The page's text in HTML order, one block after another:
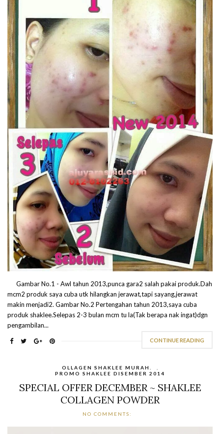
Gambar No.1 - Awl tahun 2013,punca gara2 salah pakai produk.Dah
mcm2 produk saya cuba utk hilangkan jerawat,tapi sayang,jerawat
makin menjadi2. Gambar No.2 Pertengahan tahun 2013,saya cuba
produk shaklee.Selepas 2-3 bulan mcm tu la(Tak berapa nak ingat)dgn
pengambilan...
CONTINUE READING
OLLAGEN SHAKLEE MURAH.
PROMO SHAKLEE DISEMBER 2014
SPECIAL OFFER DECEMBER ~ SHAKLEE
COLLAGEN POWDER
NO COMMENTS: